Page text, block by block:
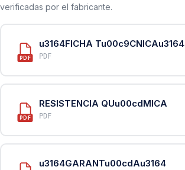
verificadas por el fabricante.
PDF
u3164FICHA Tu00c9CNICAu3164
PDF
PDF
RESISTENCIA QUu00cdMICA
PDF
u3164GARANTu00cdAu3164